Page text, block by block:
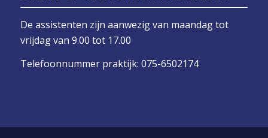
De assistenten zijn aanwezig van maandag tot
vrijdag van 9.00 tot 17.00
Telefoonnummer praktijk: 075-6502174